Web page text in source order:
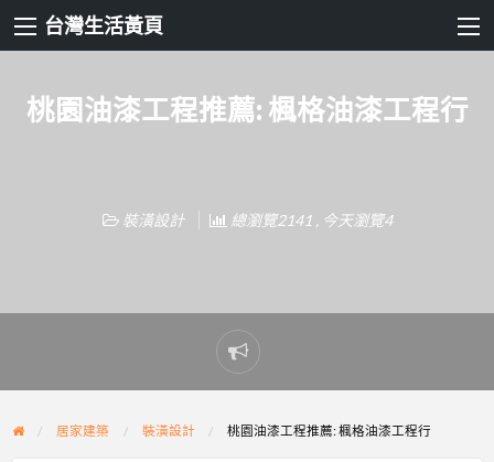
台灣生活黃頁
桃園油漆工程推薦: 楓格油漆工程行
裝潢設計 總瀏覽2141 , 今天瀏覽4
Report
problem
居家建築 裝潢設計 桃園油漆工程推薦: 楓格油漆工程行